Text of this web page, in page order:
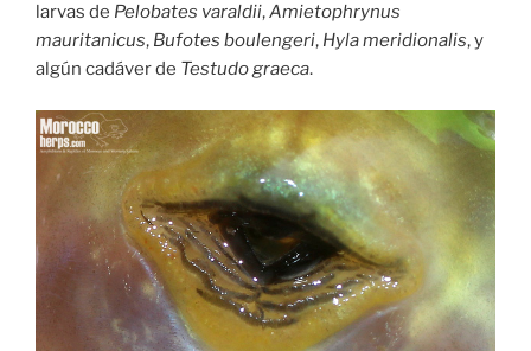
larvas de Pelobates varaldii,Amietophrynus
mauritanicus, Bufotes boulengeri, Hyla meridionalis, y
algún cadáver de Testudo graeca.